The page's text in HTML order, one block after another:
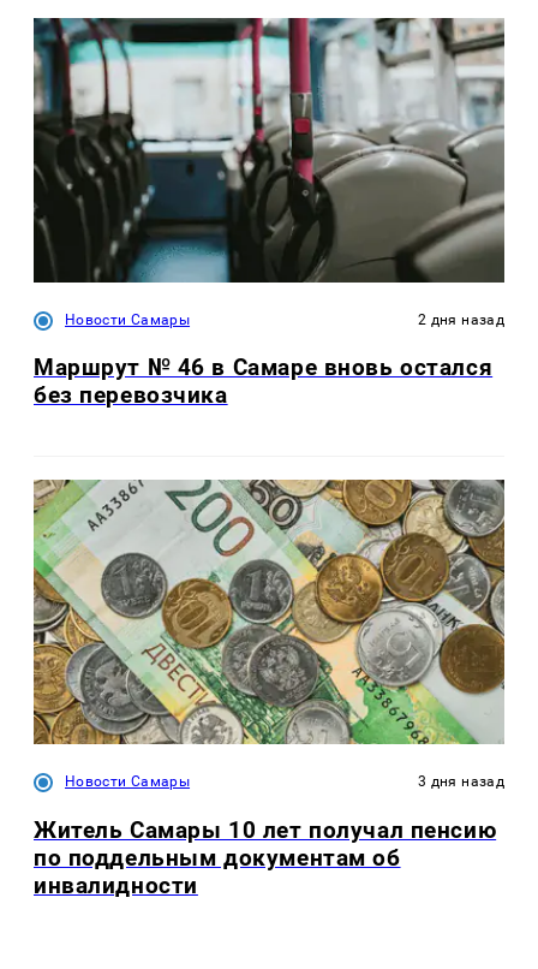
Новости Самары 2 дня назад
Маршрут № 46 в Самаре вновь остался
без перевозчика
Новости Самары 3 дня назад
Житель Самары 10 лет получал пенсию
по поддельным документам об
инвалидности